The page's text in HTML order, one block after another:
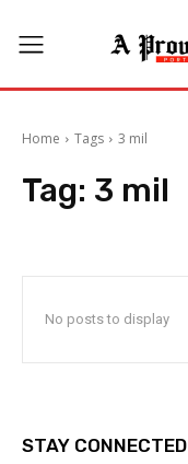
Home Tags 3 mil
Tag: 3 mil
No posts to display
STAY CONNECTED